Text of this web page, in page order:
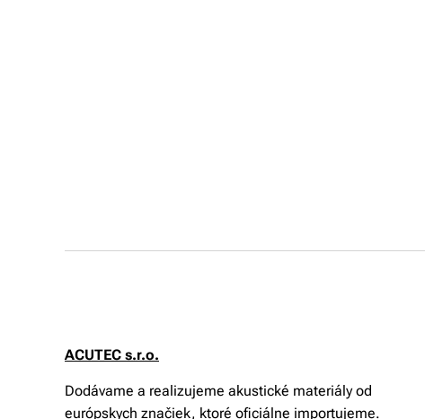
ACUTEC s.r.o.
Dodávame a realizujeme akustické materiály od
európskych značiek, ktoré oficiálne importujeme.